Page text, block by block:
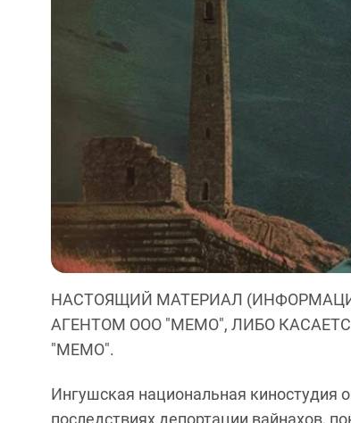
НАСТОЯЩИЙ МАТЕРИАЛ
АГЕНТОМ ООО "МЕМО", ЛИБО
"МЕМО".
Ингушская национальная киностудия
последствиях депортации вайнахов,